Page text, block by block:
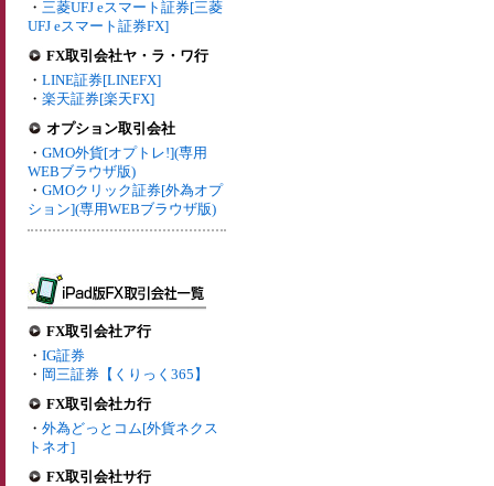
・ 三菱UFJ eスマート証券[三菱
UFJ eスマート証券FX]
FX取引会社ヤ・ラ・ワ行
・ LINE証券[LINEFX]
・ 楽天証券[楽天FX]
オプション取引会社
・ GMO外貨[オプトレ!](専用
WEBブラウザ版)
・ GMOクリック証券[外為オプ
ション](専用WEBブラウザ版)
FX取引会社ア行
・ IG証券
・ 岡三証券【くりっく365】
FX取引会社カ行
・ 外為どっとコム[外貨ネクス
トネオ]
FX取引会社サ行